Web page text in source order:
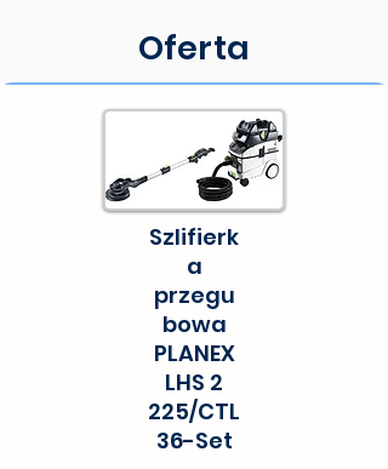
Oferta
Szlifierk
a
przegu
bowa
PLANEX
LHS 2
225/CTL
36-Set